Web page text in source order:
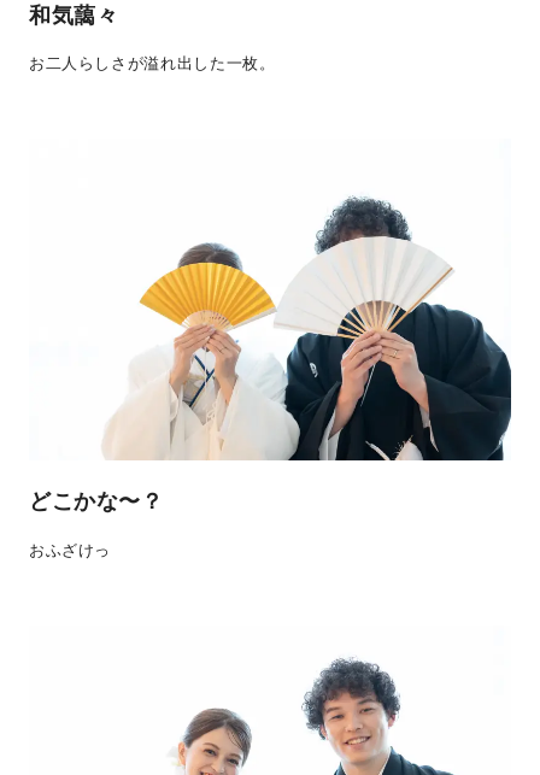
和気藹々
お二人らしさが溢れ出した一枚。
どこかな〜？
おふざけっ